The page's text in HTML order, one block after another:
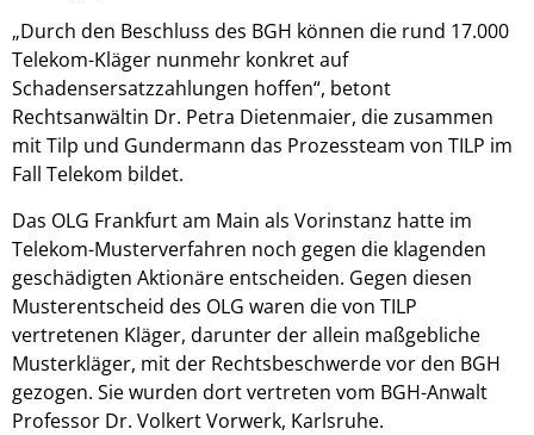
„Durch den Beschluss des BGH können die rund 17.000
Telekom-Kläger nunmehr konkret auf
Schadensersatzzahlungen hoffen“, betont
Rechtsanwältin Dr. Petra Dietenmaier, die zusammen
mit Tilp und Gundermann das Prozessteam von TILP im
Fall Telekom bildet.
Das OLG Frankfurt am Main als Vorinstanz hatte im
Telekom-Musterverfahren noch gegen die klagenden
geschädigten Aktionäre entscheiden. Gegen diesen
Musterentscheid des OLG waren die von TILP
vertretenen Kläger, darunter der allein maßgebliche
Musterkläger, mit der Rechtsbeschwerde vor den BGH
gezogen. Sie wurden dort vertreten vom BGH-Anwalt
Professor Dr. Volkert Vorwerk, Karlsruhe.